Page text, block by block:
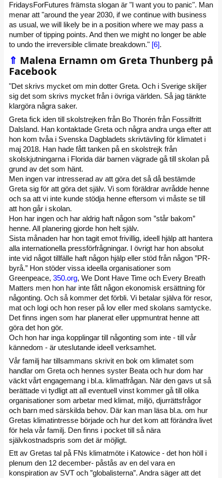
FridaysForFutures främsta slogan är "I want you to panic". Man
menar att "around the year 2030, if we continue with business
as usual, we will likely be in a position where we may pass a
number of tipping points. And then we might no longer be able
to undo the irreversible climate breakdown." [6].
⇑ Malena Ernamn om Greta Thunberg på
Facebook
"Det skrivs mycket om min dotter Greta. Och i Sverige skiljer
sig det som skrivs mycket från i övriga världen. Så jag tänkte
klargöra några saker.
Greta fick iden till skolstrejken från Bo Thorén från Fossilfritt
Dalsland. Han kontaktade Greta och några andra unga efter att
hon kom tvåa i Svenska Dagbladets skrivtävling för klimatet i
maj 2018. Han hade fått tanken på en skolstrejk från
skolskjutningarna i Florida där barnen vägrade gå till skolan på
grund av det som hänt.
Men ingen var intresserad av att göra det så då bestämde
Greta sig för att göra det själv. Vi som föräldrar avrådde henne
och sa att vi inte kunde stödja henne eftersom vi måste se till
att hon går i skolan.
Hon har ingen och har aldrig haft någon som ”står bakom”
henne. All planering gjorde hon helt själv.
Sista månaden har hon tagit emot frivillig, ideell hjälp att hantera
alla internationella pressförfrågningar. I övrigt har hon absolut
inte vid något tillfälle haft någon hjälp eller stöd från någon ”PR-
byrå.” Hon stöder vissa ideella organisationer som
Greenpeace, 350.org, We Dont Have Time och Every Breath
Matters men hon har inte fått någon ekonomisk ersättning för
någonting. Och så kommer det förbli. Vi betalar själva för resor,
mat och logi och hon reser på lov eller med skolans samtycke.
Det finns ingen som har planerat eller uppmuntrat henne att
göra det hon gör.
Och hon har inga kopplingar till någonting som inte - till vår
kännedom - är uteslutande ideell verksamhet.
Vår familj har tillsammans skrivit en bok om klimatet som
handlar om Greta och hennes syster Beata och hur dom har
väckt vårt engagemang i bl.a. klimatfrågan. När den gavs ut så
berättade vi tydligt att all eventuell vinst kommer gå till olika
organisationer som arbetar med klimat, miljö, djurrättsfrågor
och barn med särskilda behov. Där kan man läsa bl.a. om hur
Gretas klimatintresse började och hur det kom att förändra livet
för hela vår familj. Den finns i pocket till så nära
självkostnadspris som det är möjligt.
Ett av Gretas tal på FNs klimatmöte i Katowice - det hon höll i
plenum den 12 december- påstås av en del vara en
konspiration av SVT och ”globalisterna”. Andra säger att det